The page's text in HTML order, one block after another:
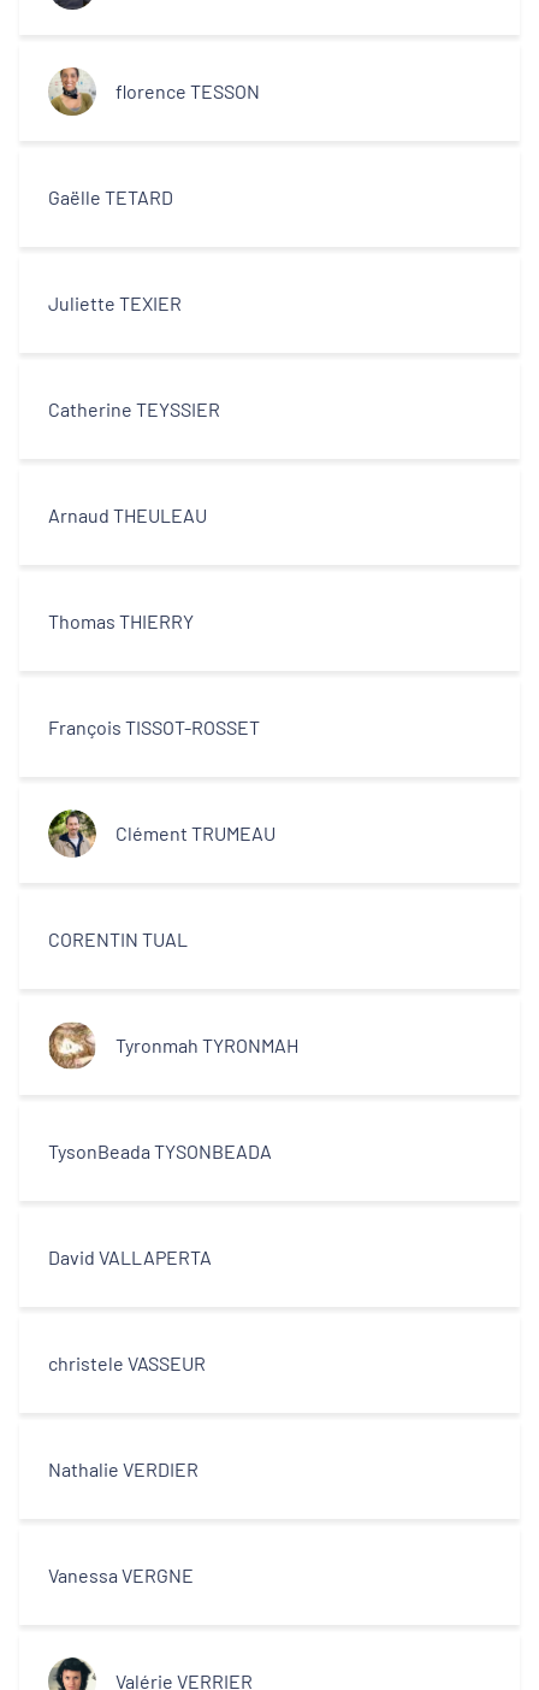
florence TESSON
Gaëlle TETARD
Juliette TEXIER
Catherine TEYSSIER
Arnaud THEULEAU
Thomas THIERRY
François TISSOT-ROSSET
Clément TRUMEAU
CORENTIN TUAL
Tyronmah TYRONMAH
TysonBeada TYSONBEADA
David VALLAPERTA
christele VASSEUR
Nathalie VERDIER
Vanessa VERGNE
Valérie VERRIER